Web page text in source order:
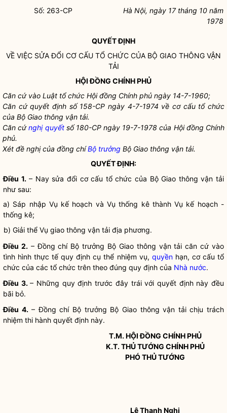
Số: 263-CP
Hà Nội, ngày 17 tháng 10 năm
1978
QUYẾT ĐỊNH
VỀ VIỆC SỬA ĐỔI CƠ CẤU TỔ CHỨC CỦA BỘ GIAO THÔNG VẬN
TẢI
HỘI ĐỒNG CHÍNH PHỦ
Căn cứ vào Luật tổ chức Hội đồng Chính phủ ngày 14-7-1960;
Căn cứ quyết định số 158-CP ngày 4-7-1974 về cơ cấu tổ chức
của Bộ Giao thông vận tải.
Căn cứnghị quyếtsố 180-CP ngày 19-7-1978 của Hội đồng Chính
phủ.
Xét đề nghị của đồng chíBộ trưởng Bộ Giao thông vận tải.
QUYẾT ĐỊNH:
Điều 1.– Nay sửa đổi cơ cấu tổ chức của Bộ Giao thông vận tải
như sau:
a) Sáp nhập Vụ kế hoạch và Vụ thống kê thành Vụ kế hoạch -
thống kê;
b) Giải thể Vụ giao thông vận tải địa phương.
Điều 2.– Đồng chí Bộ trưởng Bộ Giao thông vận tải căn cứ vào
tình hình thực tế quy định cụ thể nhiệm vụ, quyềnhạn, cơ cấu tổ
chức của các tổ chức trên theo đúng quy định của Nhà nước.
Điều 3.– Những quy định trước đây trái với quyết định này đều
bãi bỏ.
Điều 4.– Đồng chí Bộ trưởng Bộ Giao thông vận tải chịu trách
nhiệm thi hành quyết định này.
T.M. HỘI ĐỒNG CHÍNH PHỦ
K.T. THỦ TƯỚNG CHÍNH PHỦ
PHÓ THỦ TƯỚNG
Lê Thanh Nghị